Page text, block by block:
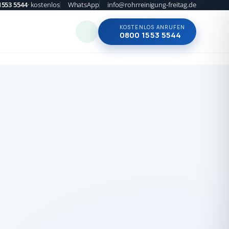
5544· kostenlos WhatsApp info@rohrreinigung-freitag.de
KOSTENLOS ANRUFEN
0800 1553 5544